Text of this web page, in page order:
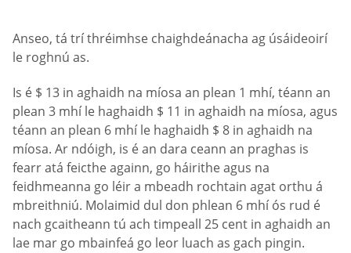
Anseo, tá trí thréimhse chaighdeánacha ag úsáideoirí
le roghnú as.
Is é $ 13 in aghaidh na míosa an plean 1 mhí, téann an
plean 3 mhí le haghaidh $ 11 in aghaidh na míosa, agus
téann an plean 6 mhí le haghaidh $ 8 in aghaidh na
míosa. Ar ndóigh, is é an dara ceann an praghas is
fearr atá feicthe againn, go háirithe agus na
feidhmeanna go léir a mbeadh rochtain agat orthu á
mbreithniú. Molaimid dul don phlean 6 mhí ós rud é
nach gcaitheann tú ach timpeall 25 cent in aghaidh an
lae mar go mbainfeá go leor luach as gach pingin.